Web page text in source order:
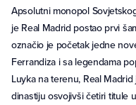
Apsolutni monopol
je Real Madrid postao prvi
označio je početak jedne
Ferrandiza i sa legendama
Luyka na terenu, Real
dinastiju osvojivši četiri titule